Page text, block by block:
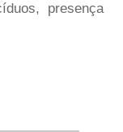
presença